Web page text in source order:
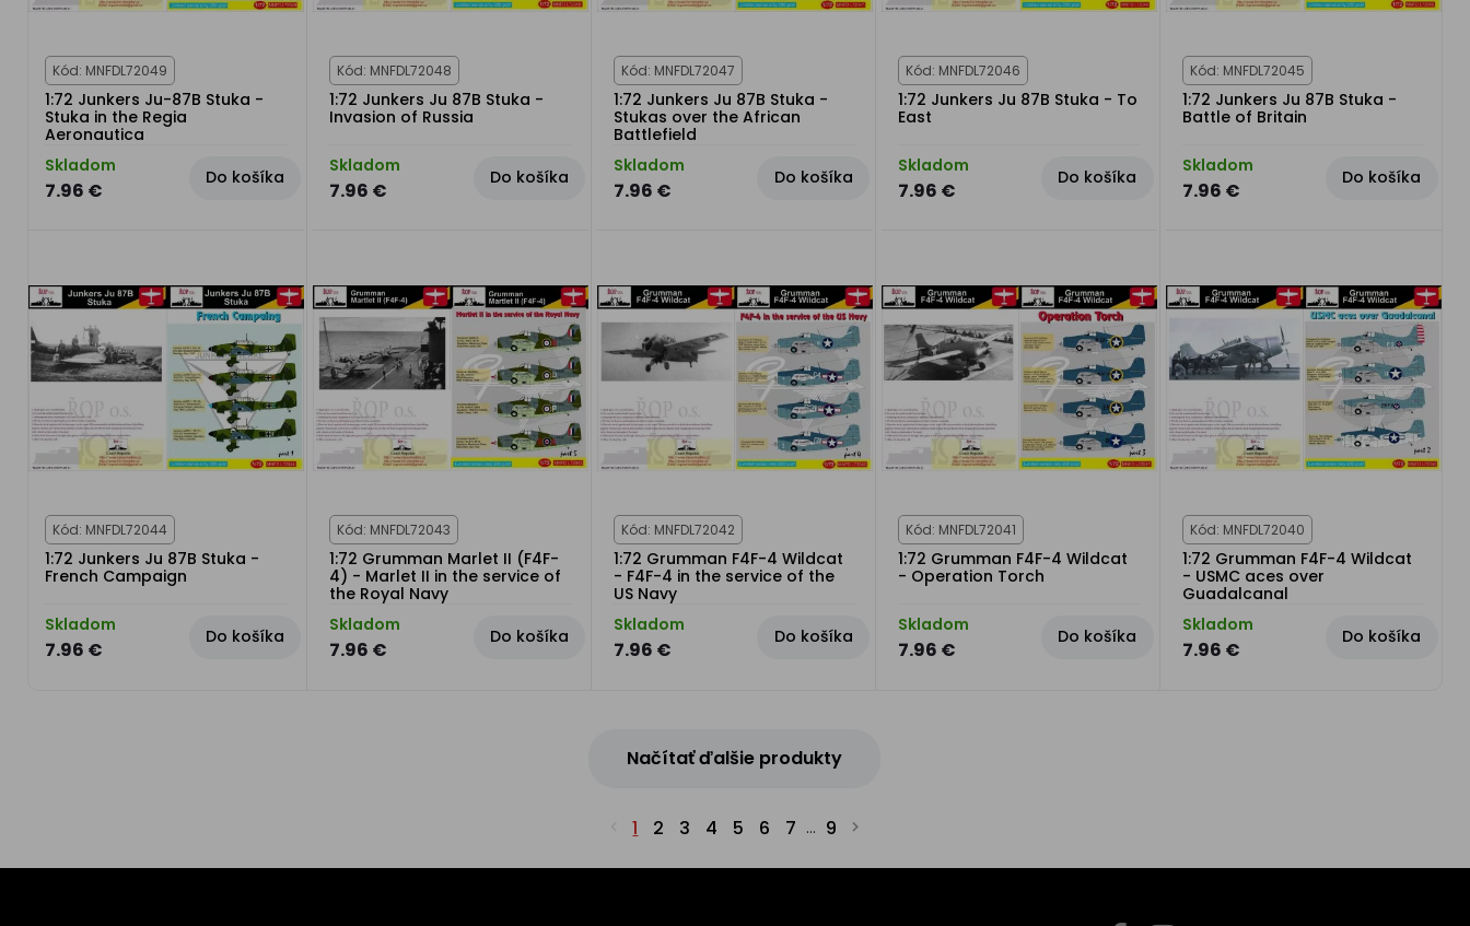
Kód: MNFDL72049
1:72 Junkers Ju-87B Stuka -
Stuka in the Regia
Aeronautica
Skladom
7.96 €
Do košíka
Kód: MNFDL72048
1:72 Junkers Ju 87B Stuka -
Invasion of Russia
Skladom
7.96 €
Do košíka
Kód: MNFDL72047
1:72 Junkers Ju 87B Stuka -
Stukas over the African
Battlefield
Skladom
7.96 €
Do košíka
Kód: MNFDL72046
1:72 Junkers Ju 87B Stuka - To
East
Skladom
7.96 €
Do košíka
Kód: MNFDL72045
1:72 Junkers Ju 87B Stuka -
Battle of Britain
Skladom
7.96 €
Do košíka
Kód: MNFDL72044
1:72 Junkers Ju 87B Stuka -
French Campaign
Skladom
7.96 €
Do košíka
Kód: MNFDL72043
1:72 Grumman Marlet II (F4F-
4) - Marlet II in the service of
the Royal Navy
Skladom
7.96 €
Do košíka
Kód: MNFDL72042
1:72 Grumman F4F-4 Wildcat
- F4F-4 in the service of the
US Navy
Skladom
7.96 €
Do košíka
Kód: MNFDL72041
1:72 Grumman F4F-4 Wildcat
- Operation Torch
Skladom
7.96 €
Do košíka
Kód: MNFDL72040
1:72 Grumman F4F-4 Wildcat
- USMC aces over
Guadalcanal
Skladom
7.96 €
Do košíka
Načítať ďalšie produkty
1 2 3 4 5 6 7 ... 9